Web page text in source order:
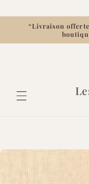
contenu
“Livraison